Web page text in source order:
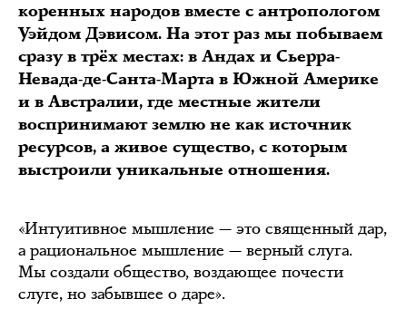
коренных народов вместе с антропологом
Уэйдом Дэвисом. На этот раз мы побываем
сразу в трёх местах: в Андах и Сьерра-
Невада-де-Санта-Марта в Южной Америке
и в Австралии, где местные жители
воспринимают землю не как источник
ресурсов, а живое существо, с которым
выстроили уникальные отношения.
«Интуитивное мышление — это священный дар,
а рациональное мышление — верный слуга.
Мы создали общество, воздающее почести
слуге, но забывшее о даре».